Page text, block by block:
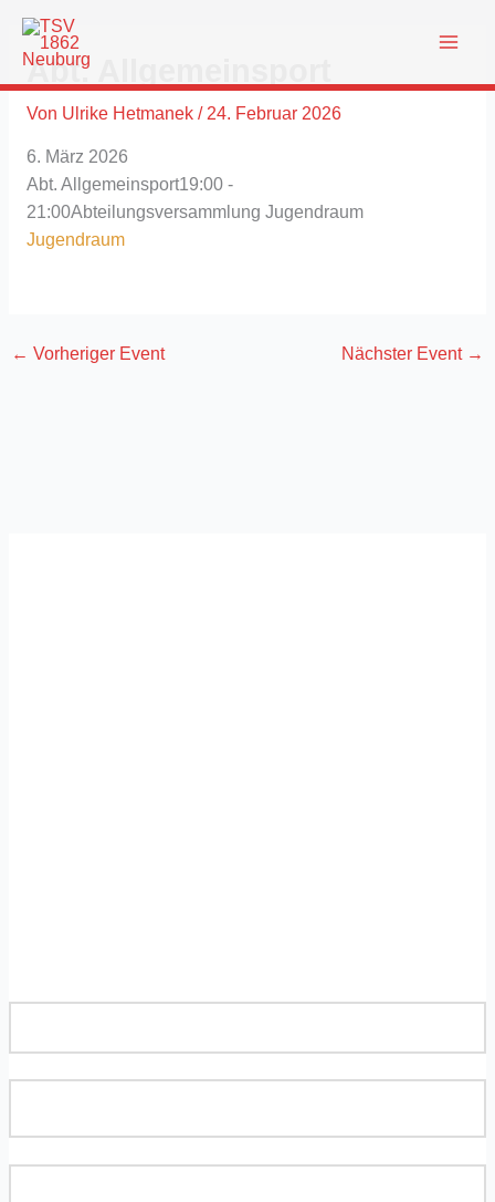
Inhalt
springen
Abt. Allgemeinsport
Von Ulrike Hetmanek / 24. Februar 2026
6. März 2026
Abt. Allgemeinsport19:00 -
21:00Abteilungsversammlung Jugendraum
Jugendraum
← Vorheriger Event Nächster Event →